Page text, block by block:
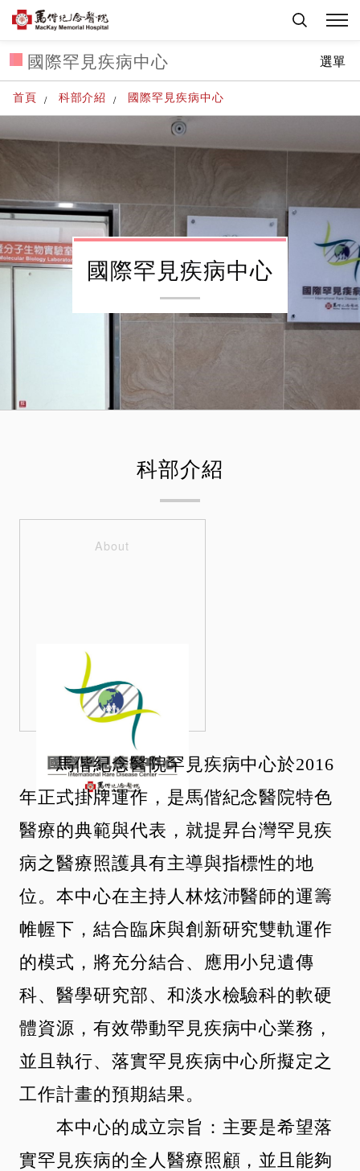
首頁 科部介紹 國際罕見疾病中心
國際罕見疾病中心 選單
國際罕見疾病中心
科部介紹
About
馬偕紀念醫院罕見疾病中心於2016
年正式掛牌運作，是馬偕紀念醫院特色
醫療的典範與代表，就提昇台灣罕見疾
病之醫療照護具有主導與指標性的地
位。本中心在主持人林炫沛醫師的運籌
帷幄下，結合臨床與創新研究雙軌運作
的模式，將充分結合、應用小兒遺傳
科、醫學研究部、和淡水檢驗科的軟硬
體資源，有效帶動罕見疾病中心業務，
並且執行、落實罕見疾病中心所擬定之
工作計畫的預期結果。
本中心的成立宗旨：主要是希望落
實罕見疾病的全人醫療照顧，並且能夠